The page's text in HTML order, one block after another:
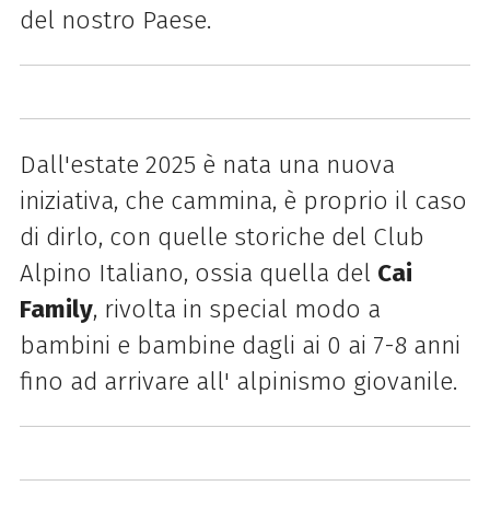
del nostro Paese.
Dall'estate 2025 è nata una nuova
iniziativa, che cammina, è proprio il caso
di dirlo, con quelle storiche del Club
Alpino Italiano, ossia quella del Cai
Family, rivolta in special modo a
bambini e bambine dagli ai 0 ai 7-8 anni
fino ad arrivare all' alpinismo giovanile.